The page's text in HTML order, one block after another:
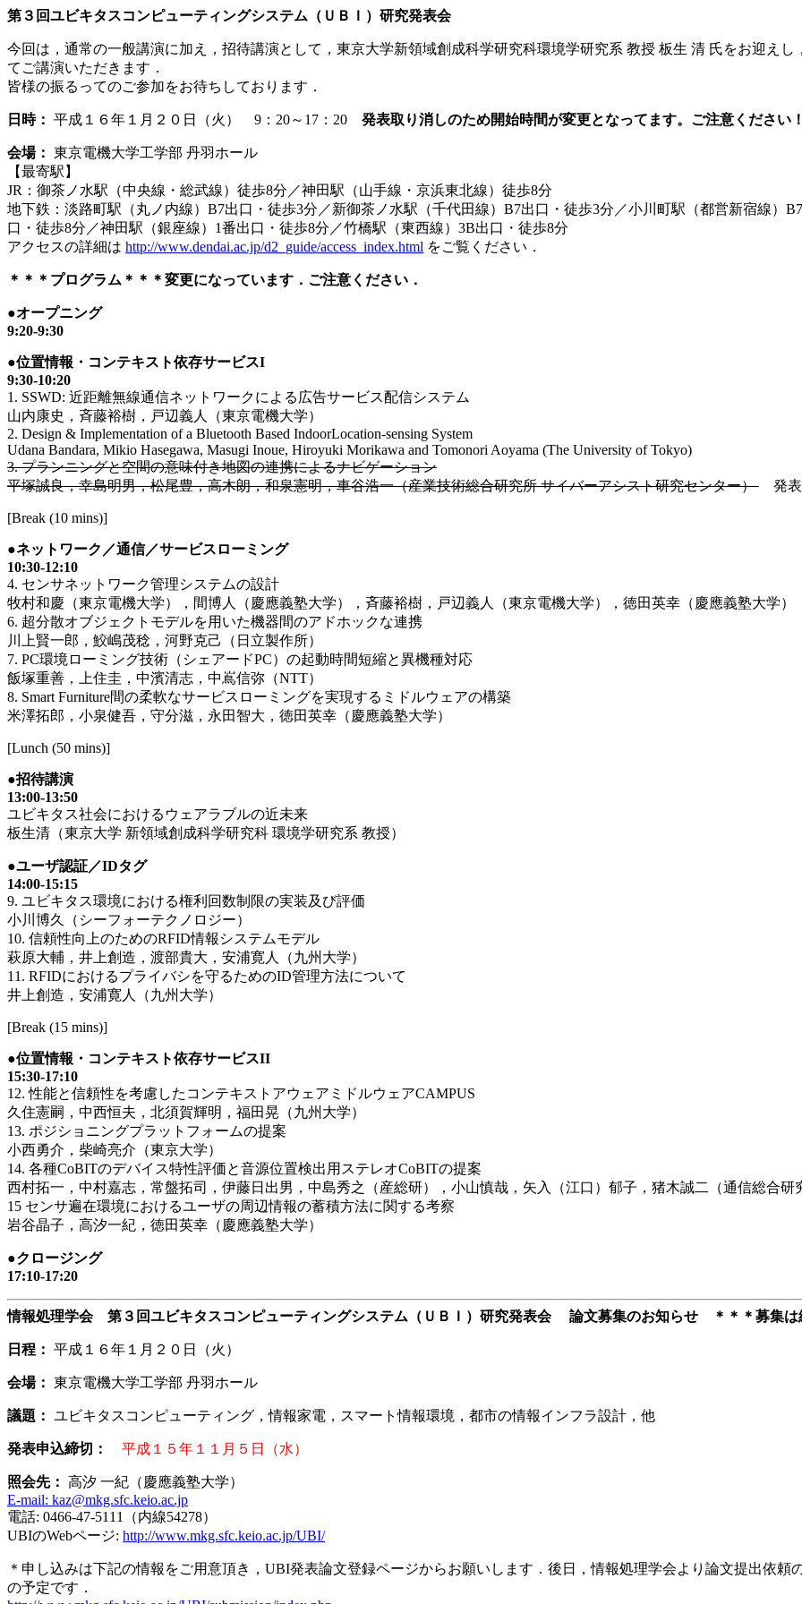
第３回ユビキタスコンピューティングシステム（ＵＢＩ）研究発表会
今回は，通常の一般講演に加え，招待講演として，東京大学新領域創成科学研究科環境学研究系 教授 板生 清 氏をお迎え
てご講演いただきます．
皆様の振るってのご参加をお待ちしております．
日時： 平成１６年１月２０日（火） 9：20～17：20 発表取り消しのため開始時間が変更となってます。ご注意ください
会場： 東京電機大学工学部 丹羽ホール
【最寄駅】
JR：御茶ノ水駅（中央線・総武線）徒歩8分／神田駅（山手線・京浜東北線）徒歩8分
地下鉄：淡路町駅（丸ノ内線）B7出口・徒歩3分／新御茶ノ水駅（千代田線）B7出口・徒歩3分／小川町駅（都営新宿線）
口・徒歩8分／神田駅（銀座線）1番出口・徒歩8分／竹橋駅（東西線）3B出口・徒歩8分
アクセスの詳細は http://www.dendai.ac.jp/d2_guide/access_index.html をご覧ください．
＊＊＊プログラム＊＊＊変更になっています．ご注意ください．
●オープニング
9:20-9:30
●位置情報・コンテキスト依存サービスI
9:30-10:20
1. SSWD: 近距離無線通信ネットワークによる広告サービス配信システム
山内康史，斉藤裕樹，戸辺義人（東京電機大学）
2. Design & Implementation of a Bluetooth Based IndoorLocation-sensing System
Udana Bandara, Mikio Hasegawa, Masugi Inoue, Hiroyuki Morikawa and Tomonori Aoyama (The University of Tokyo)
3. プランニングと空間の意味付き地図の連携によるナビゲーション
平塚誠良，幸島明男，松尾豊，高木朗，和泉憲明，車谷浩一（産業技術総合研究所 サイバーアシスト研究センター） 発表
[Break (10 mins)]
●ネットワーク／通信／サービスローミング
10:30-12:10
4. センサネットワーク管理システムの設計
牧村和慶（東京電機大学），間博人（慶應義塾大学），斉藤裕樹，戸辺義人（東京電機大学），徳田英幸（慶應義塾大学）
6. 超分散オブジェクトモデルを用いた機器間のアドホックな連携
川上賢一郎，鮫嶋茂稔，河野克己（日立製作所）
7. PC環境ローミング技術（シェアードPC）の起動時間短縮と異機種対応
飯塚重善，上住圭，中濱清志，中嶌信弥（NTT）
8. Smart Furniture間の柔軟なサービスローミングを実現するミドルウェアの構築
米澤拓郎，小泉健吾，守分滋，永田智大，徳田英幸（慶應義塾大学）
[Lunch (50 mins)]
●招待講演
13:00-13:50
ユビキタス社会におけるウェアラブルの近未来
板生清（東京大学 新領域創成科学研究科 環境学研究系 教授）
●ユーザ認証／IDタグ
14:00-15:15
9. ユビキタス環境における権利回数制限の実装及び評価
小川博久（シーフォーテクノロジー）
10. 信頼性向上のためのRFID情報システムモデル
萩原大輔，井上創造，渡部貴大，安浦寛人（九州大学）
11. RFIDにおけるプライバシを守るためのID管理方法について
井上創造，安浦寛人（九州大学）
[Break (15 mins)]
●位置情報・コンテキスト依存サービスII
15:30-17:10
12. 性能と信頼性を考慮したコンテキストアウェアミドルウェアCAMPUS
久住憲嗣，中西恒夫，北須賀輝明，福田晃（九州大学）
13. ポジショニングプラットフォームの提案
小西勇介，柴崎亮介（東京大学）
14. 各種CoBITのデバイス特性評価と音源位置検出用ステレオCoBITの提案
西村拓一，中村嘉志，常盤拓司，伊藤日出男，中島秀之（産総研），小山慎哉，矢入（江口）郁子，猪木誠二（通信総合研
15 センサ遍在環境におけるユーザの周辺情報の蓄積方法に関する考察
岩谷晶子，高汐一紀，徳田英幸（慶應義塾大学）
●クロージング
17:10-17:20
情報処理学会 第３回ユビキタスコンピューティングシステム（ＵＢＩ）研究発表会 論文募集のお知らせ ＊＊＊募集は
日程： 平成１６年１月２０日（火）
会場： 東京電機大学工学部 丹羽ホール
議題： ユビキタスコンピューティング，情報家電，スマート情報環境，都市の情報インフラ設計，他
発表申込締切： 平成１５年１１月５日（水）
照会先： 高汐 一紀（慶應義塾大学）
E-mail: kaz@mkg.sfc.keio.ac.jp
電話: 0466-47-5111（内線54278）
UBIのWebページ: http://www.mkg.sfc.keio.ac.jp/UBI/
＊申し込みは下記の情報をご用意頂き，UBI発表論文登録ページからお願いします．後日，情報処理学会より論文提出依
の予定です．